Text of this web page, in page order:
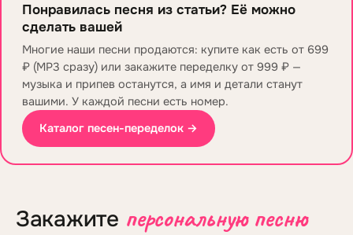
Понравилась песня из статьи? Её можно
сделать вашей
Многие наши песни продаются: купите как есть от 699
₽ (MP3 сразу) или закажите переделку от 999 ₽ —
музыка и припев останутся, а имя и детали станут
вашими. У каждой песни есть номер.
Каталог песен-переделок →
Закажите персональную песню